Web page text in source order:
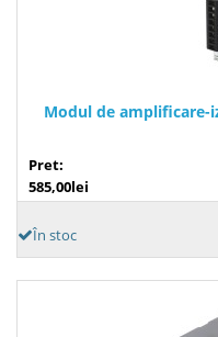
Modul de amplificare-
Pret:
585,00lei
În stoc